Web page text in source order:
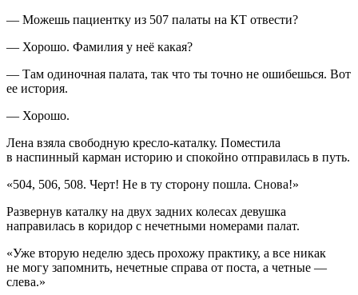
— Можешь пациентку из 507 палаты на КТ отвести?
— Хорошо. Фамилия у неё какая?
— Там одиночная палата, так что ты точно не ошибешься. Вот
ее история.
— Хорошо.
Лена взяла свободную кресло-каталку. Поместила
в наспинный карман историю и спокойно отправилась в путь.
«504, 506, 508. Черт! Не в ту сторону пошла. Снова!»
Развернув каталку на двух задних колесах девушка
направилась в коридор с нечетными номерами палат.
«Уже вторую неделю здесь прохожу практику, а все никак
не могу запомнить, нечетные справа от поста, а четные —
слева.»